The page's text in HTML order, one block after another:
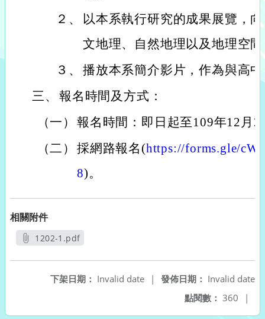
２、
以本系執行研究的成果展覽，
文地理、自然地理以及地理空
３、 播放本系簡介影片，作為與高
三、 報名時間及方式：
（一） 報名時間：即日起至109年12月
（二） 採網路報名(https://forms.gle/
8)。
相關附件
1202-1.pdf
發佈日期： Invalid date
下架日期： Invalid date
|
點閱數： 360 |